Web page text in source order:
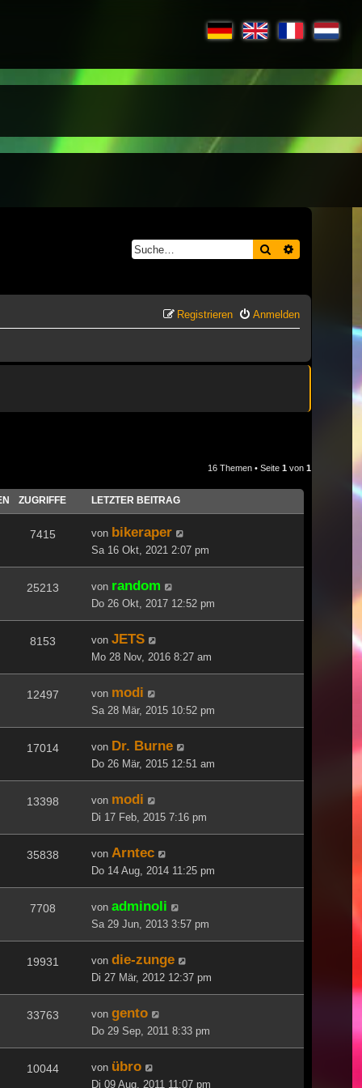
Suche
Anmelden
Registrieren
16 Themen • Seite 1 von 1
ZUGRIFFE LETZTER BEITRAG
7415 von bikeraper
Sa 16 Okt, 2021 2:07 pm
25213 von random
Do 26 Okt, 2017 12:52 pm
8153 von JETS
Mo 28 Nov, 2016 8:27 am
12497 von modi
Sa 28 Mär, 2015 10:52 pm
17014 von Dr. Burne
Do 26 Mär, 2015 12:51 am
13398 von modi
Di 17 Feb, 2015 7:16 pm
35838 von Arntec
Do 14 Aug, 2014 11:25 pm
7708 von adminoli
Sa 29 Jun, 2013 3:57 pm
19931 von die-zunge
Di 27 Mär, 2012 12:37 pm
33763 von gento
Do 29 Sep, 2011 8:33 pm
10044 von übro
Di 09 Aug, 2011 11:07 pm